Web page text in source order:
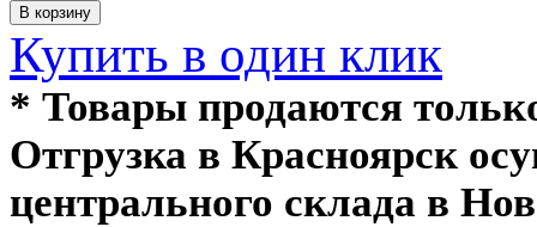
Купить в один клик
* Товары продаются
Отгрузка в Красноярск
центрального склада в